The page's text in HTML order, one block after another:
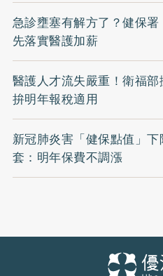
急診壅塞有解方了？健保
先落實醫護加薪
醫護人才流失嚴重！衛福部
拚明年報稅適用
新冠肺炎害「健保點值」
套：明年保費不調漲